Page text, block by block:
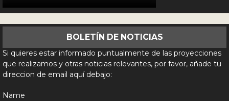
BOLETÍN DE NOTICIAS
Si quieres estar informado puntualmente de las proyecciones
que realizamos y otras noticias relevantes, por favor, añade tu
direccion de email aquí debajo:
Name